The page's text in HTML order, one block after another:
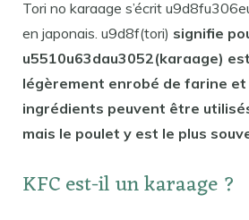
Tori no karaage s’écrit
en japonais. u9d8f(tori) signifie
u5510u63dau3052(karaage)
légèrement enrobé de farine
ingrédients peuvent être
mais le poulet y est le plus
KFC est-il un karaage ?